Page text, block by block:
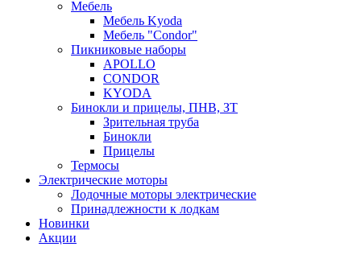
Мебель
Мебель Kyoda
Мебель "Condor"
Пикниковые наборы
APOLLO
CONDOR
KYODA
Бинокли и прицелы, ПНВ, ЗТ
Зрительная труба
Бинокли
Прицелы
Термосы
Электрические моторы
Лодочные моторы электрические
Принадлежности к лодкам
Новинки
Акции